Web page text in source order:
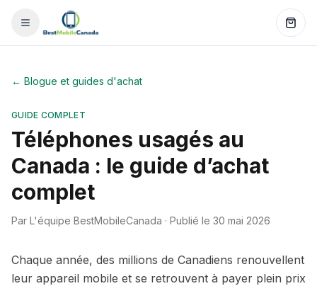
← Blogue et guides d'achat
GUIDE COMPLET
Téléphones usagés au
Canada : le guide d’achat
complet
Par L'équipe BestMobileCanada · Publié le 30 mai 2026
Chaque année, des millions de Canadiens renouvellent
leur appareil mobile et se retrouvent à payer plein prix